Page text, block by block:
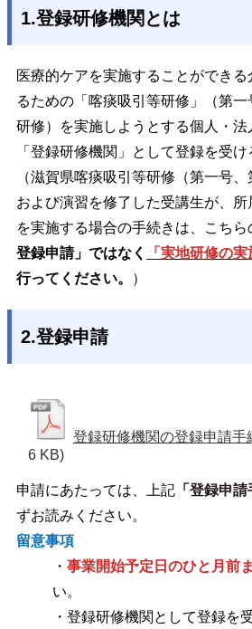
1.登録研修機関とは
医療的ケアを実施することができ
るための「喀痰吸引等研修」（第
研修）を実施しようとする個人・法
「登録研修機関」として登録を受け
（滋賀県喀痰吸引等研修（第一号
および演習を修了した受講生が、
を実施する場合の手続きは、こちら
登録申請」 ではなく 「実地研修の実
行ってください。
）
2.登録申請
登録研修機関の登録申請手
6 KB)
申請にあたっては、上記 「 登録申請
ずお読みください。
留意事項
・ 事業開始予定日のひと月前
い。
・登録研修機関として登録を